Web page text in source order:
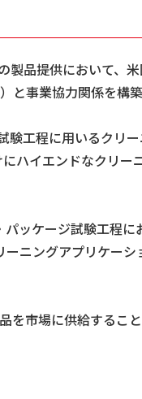
品提供において、
事業協力関係を構
工程に用いるクリ
ハイエンドなクリ
ッケージ試験工程
ニングアプリケー
市場に供給するこ